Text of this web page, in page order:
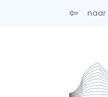
Overslaan en naar denaar